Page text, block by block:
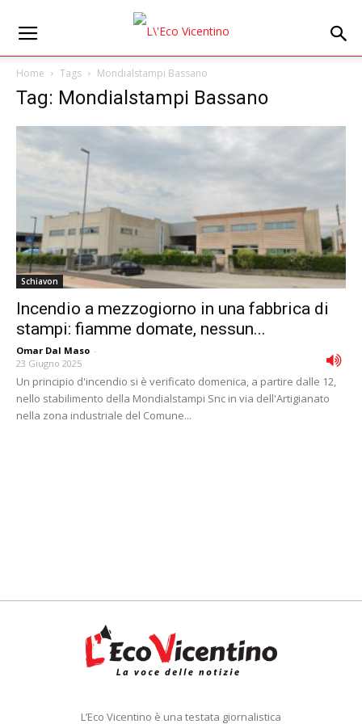
Home Tags Mondialstampi Bassano
Tag: Mondialstampi Bassano
Schiavon
Incendio a mezzogiorno in una fabbrica di
stampi: fiamme domate, nessun...
Omar Dal Maso -
23 Giugno 2025
Un principio d'incendio si è verificato domenica, a partire dalle 12,
nello stabilimento della Mondialstampi Snc in via dell'Artigianato
nella zona industriale del Comune...
L’Eco Vicentino è una testata giornalistica